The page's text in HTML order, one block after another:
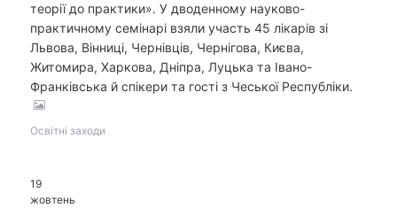
теорії до практики». У дводенному науково-
практичному семінарі взяли участь 45 лікарів зі
Львова, Вінниці, Чернівців, Чернігова, Києва,
Житомира, Харкова, Дніпра, Луцька та Івано-
Франківська й спікери та гості з Чеської Республіки.
Освітні заходи
19
жовтень